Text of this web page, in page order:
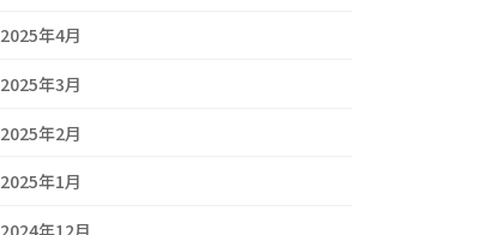
2025年4月
2025年3月
2025年2月
2025年1月
2024年12月